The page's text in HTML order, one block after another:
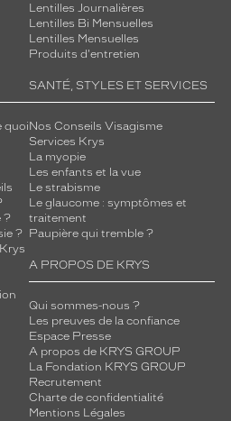
Lentilles Journalières
Lentilles Bi Mensuelles
Lentilles Mensuelles
Produits d'entretien
quoi
?
?
SANTÉ, STYLES ET SERVICES
Nos Conseils Visagisme
Services Krys
La myopie
Les enfants et la vue
Le strabisme
Le glaucome : symptômes et
traitement
Paupière qui tremble ?
A PROPOS DE KRYS
Qui sommes-nous ?
Les preuves de la confiance
Espace Presse
A propos de KRYS GROUP
La Fondation KRYS GROUP
Recrutement
Charte de confidentialité
Mentions Légales